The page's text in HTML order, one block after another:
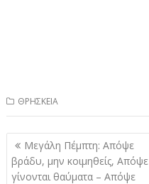
ΘΡΗΣΚΕΙΑ
Πλοήγηση
άρθρων
Μεγάλη Πέμπτη: Απόψε
βράδυ, μην κοιμηθείς, Απόψε
γίνονται θαύματα – Απόψε